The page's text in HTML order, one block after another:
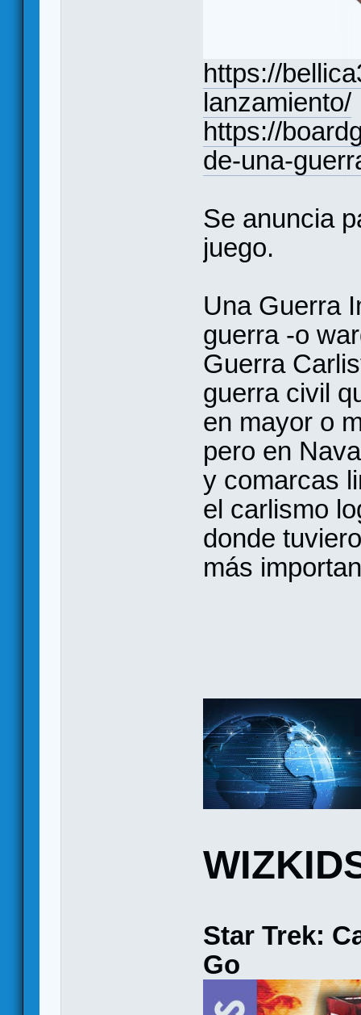
https://
lanzamiento/
https://
de-una-
Se anuncia
juego.
Una Guerra
guerra -o
Guerra
guerra civil
en mayor o
pero en
y comarcas
el carlismo
donde
más
Star Trek:
Go